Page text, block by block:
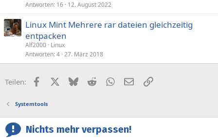
Antworten 16 12. August 2022
Linux Mint Mehrere rar dateien gleichzeitig
entpacken
Alf2000 Linux
Antworten 4 27. März 2018
Teilen: FacebookX (Twitter)
BlueskyRedditWhatsApp
E-MailLink
Systemtools
Nichts mehr verpassen!